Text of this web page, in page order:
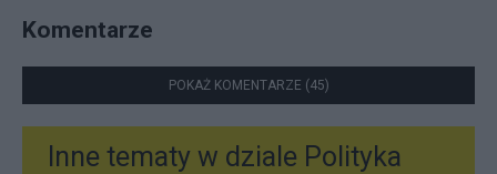
Komentarze
POKAŻ KOMENTARZE (45)
Inne tematy w dziale Polityka